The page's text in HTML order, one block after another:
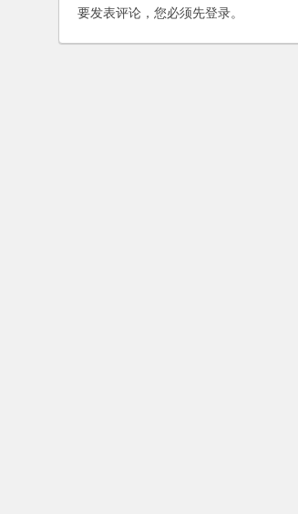
要发表评论，您必须先登录。